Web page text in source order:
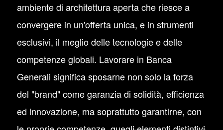
ambiente di architettura aperta che riesce a
convergere in un'offerta unica, e in strumenti
esclusivi, il meglio delle tecnologie e delle
competenze globali. Lavorare in Banca
Generali significa sposarne non solo la forza
del "brand" come garanzia di solidità, efficienza
ed innovazione, ma soprattutto garantirne, con